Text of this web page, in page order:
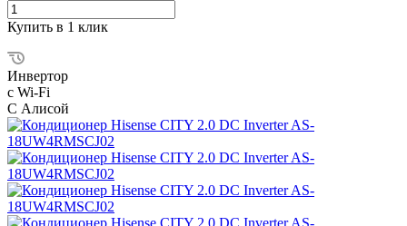
Купить в 1 клик
Инвертор
с Wi-Fi
С Алисой